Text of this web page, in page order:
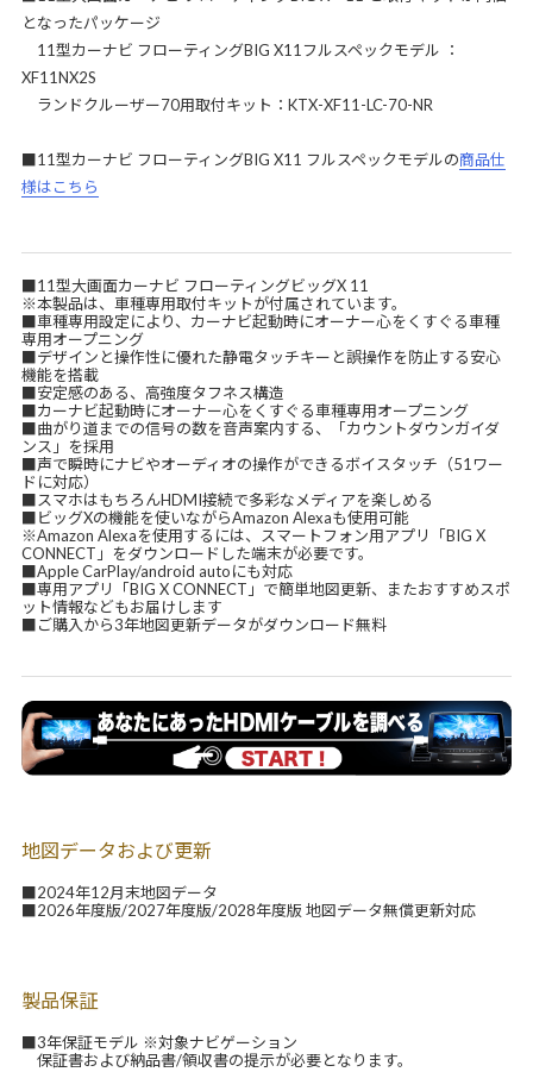
となったパッケージ
11型カーナビ フローティングBIG X11フルスペックモデル ：
XF11NX2S
ランドクルーザー70用取付キット：KTX-XF11-LC-70-NR
■11型カーナビ フローティングBIG X11 フルスペックモデルの商品仕
様はこちら
■11型大画面カーナビ フローティングビッグX 11
※本製品は、車種専用取付キットが付属されています。
■車種専用設定により、カーナビ起動時にオーナー心をくすぐる車種
専用オープニング
■デザインと操作性に優れた静電タッチキーと誤操作を防止する安心
機能を搭載
■安定感のある、高強度タフネス構造
■カーナビ起動時にオーナー心をくすぐる車種専用オープニング
■曲がり道までの信号の数を音声案内する、「カウントダウンガイダ
ンス」を採用
■声で瞬時にナビやオーディオの操作ができるボイスタッチ（51ワー
ドに対応）
■スマホはもちろんHDMI接続で多彩なメディアを楽しめる
■ビッグXの機能を使いながらAmazon Alexaも使用可能
※Amazon Alexaを使用するには、スマートフォン用アプリ「BIG X
CONNECT」をダウンロードした端末が必要です。
■Apple CarPlay/android autoにも対応
■専用アプリ「BIG X CONNECT」で簡単地図更新、またおすすめスポ
ット情報などもお届けします
■ご購入から3年地図更新データがダウンロード無料
地図データおよび更新
■2024年12月末地図データ
■2026年度版/2027年度版/2028年度版 地図データ無償更新対応
製品保証
■3年保証モデル ※対象ナビゲーション
保証書および納品書/領収書の提示が必要となります。